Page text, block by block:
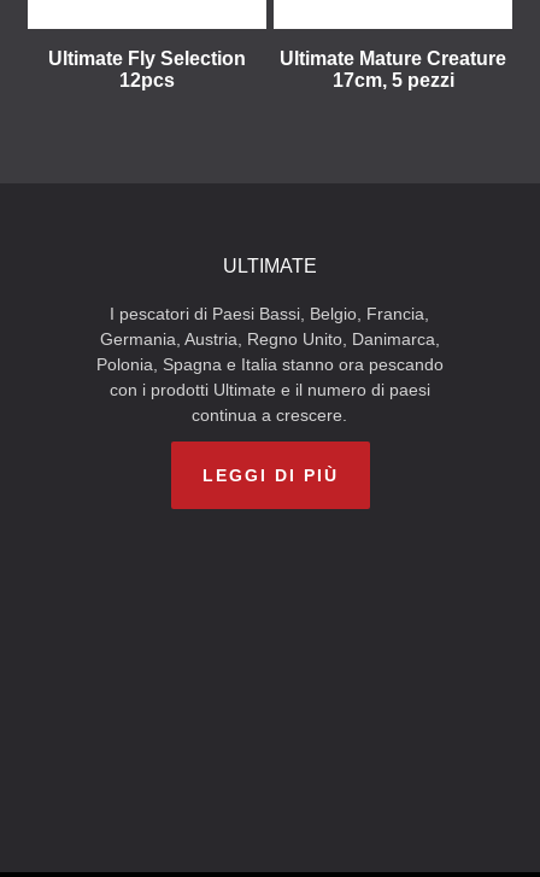
Ultimate Fly Selection
12pcs
Ultimate Mature Creature
17cm, 5 pezzi
ULTIMATE
I pescatori di Paesi Bassi, Belgio, Francia,
Germania, Austria, Regno Unito, Danimarca,
Polonia, Spagna e Italia stanno ora pescando
con i prodotti Ultimate e il numero di paesi
continua a crescere.
LEGGI DI PIÙ